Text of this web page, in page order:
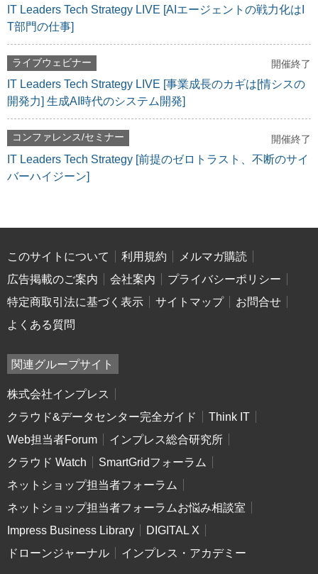
IT Leaders Tech Strategy LIVE [AIエージェントの戦力化はI
T部門の仕事]
ライブウェビナー 開催終了
IT Leaders Tech Strategy LIVE [事業成長のカギは[情シスの
開発力] 生成AI時代のシステム開発]
コンファレンス/セミナー 開催終了
IT Leaders Tech Strategy [前提のゼロトラスト、不断のサイ
バーハイジーン]
このサイトについて 利用規約
メルマガ購読
広告掲載のご案内
会社案内
プライバシーポリシー
特定商取引法に基づく表示
サイトマップ
お問合せ
よくある質問
関連グループサイト
株式会社インプレス
クラウド&データセンター完全ガイド
Think IT
Web担当者Forum
インプレス総合研究所
クラウド Watch
SmartGridフォーラム
ネットショップ担当者フォーラム
ネットショップ担当者フォーラムお悩み相談室
Impress Business Library
DIGITAL X
ドローンジャーナル
インプレス・アカデミー